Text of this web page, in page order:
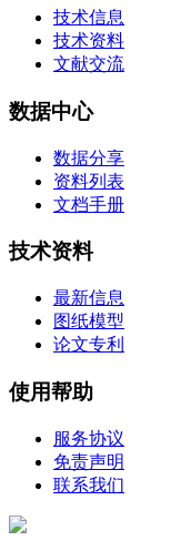
技术信息
技术资料
文献交流
数据中心
数据分享
资料列表
文档手册
技术资料
最新信息
图纸模型
论文专利
使用帮助
服务协议
免责声明
联系我们